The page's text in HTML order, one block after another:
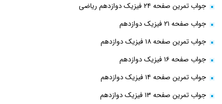
جواب تمرین صفحه ۲۴ فیزیک دوازدهم ریاضی
جواب صفحه ۲۱ فیزیک دوازدهم
جواب تمرین صفحه ۱۸ فیزیک دوازدهم
جواب صفحه ۱۶ فیزیک دوازدهم
جواب تمرین صفحه ۱۴ فیزیک دوازدهم
جواب تمرین صفحه ۱۳ فیزیک دوازدهم